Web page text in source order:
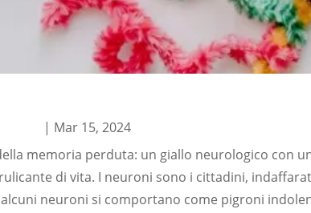
| Mar 15, 2024
memoria perduta: un giallo neurologico con
di vita. I neuroni sono i cittadini,
neuroni si comportano come pigroni